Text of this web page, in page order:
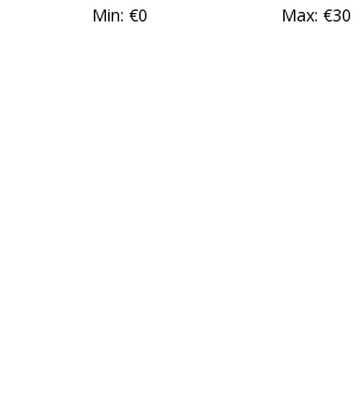
Min: €0 Max: €30